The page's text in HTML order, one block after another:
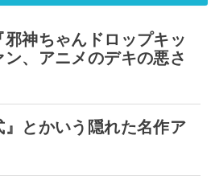
邪神ちゃんドロップキッ
ン、アニメのデキの悪さ
』とかいう隠れた名作ア